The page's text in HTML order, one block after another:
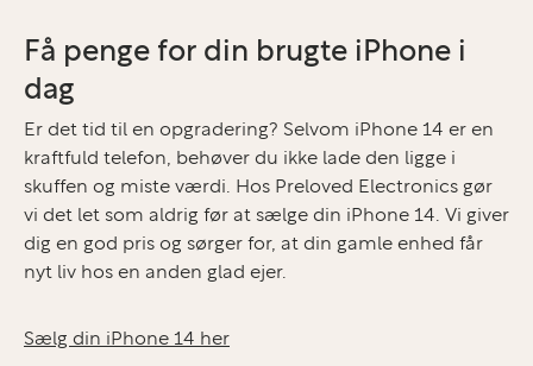
Få penge for din brugte iPhone i
dag
Er det tid til en opgradering? Selvom iPhone 14 er en
kraftfuld telefon, behøver du ikke lade den ligge i
skuffen og miste værdi. Hos Preloved Electronics gør
vi det let som aldrig før at sælge din iPhone 14. Vi giver
dig en god pris og sørger for, at din gamle enhed får
nyt liv hos en anden glad ejer.
Sælg din iPhone 14 her